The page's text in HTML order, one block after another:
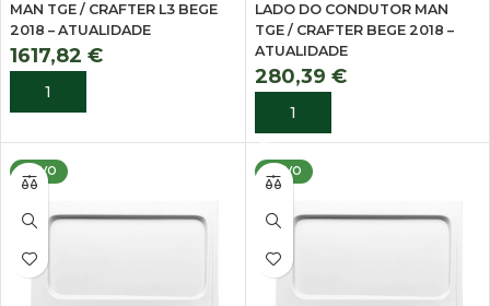
MAN TGE / CRAFTER L3 BEGE
2018 – ATUALIDADE
1617,82 €
ADICIONAR
LADO DO CONDUTOR MAN
TGE / CRAFTER BEGE 2018 –
ATUALIDADE
280,39 €
ADICIONAR
NOVO NOVO